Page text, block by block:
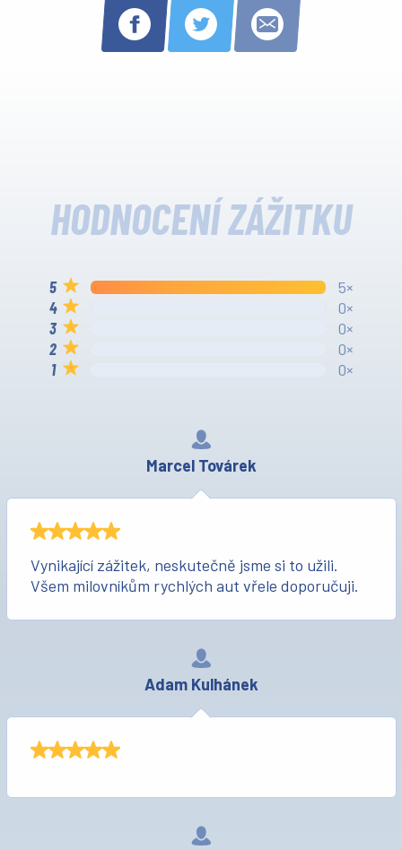
HODNOCENÍ ZÁŽITKU
5×
0×
0×
0×
0×
Marcel Továrek
Vynikající zážitek, neskutečně jsme si to užili.
Všem milovníkům rychlých aut vřele doporučuji.
Adam Kulhánek